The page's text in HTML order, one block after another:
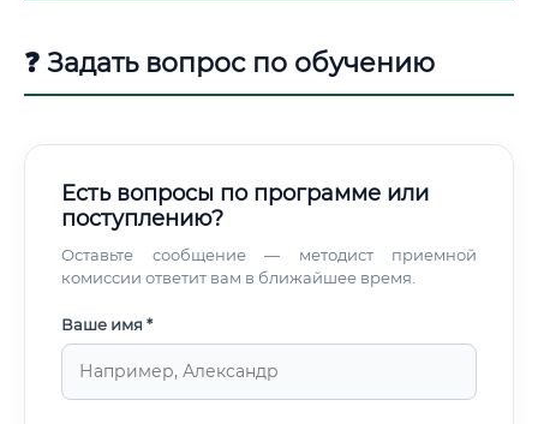
❓ Задать вопрос по обучению
Есть вопросы по программе или
поступлению?
Оставьте сообщение — методист приемной
комиссии ответит вам в ближайшее время.
Ваше имя *